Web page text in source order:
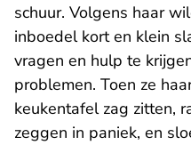
schuur. Volgens haar
inboedel kort en klein
vragen en hulp te
problemen. Toen ze
keukentafel zag zitten,
zeggen in paniek, en